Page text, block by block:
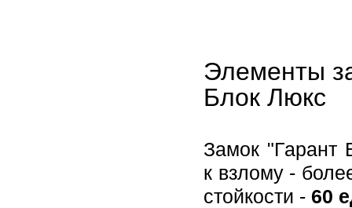
Элементы
Блок Люкс
Замок "Гарант
к взлому -
стойкости - 60